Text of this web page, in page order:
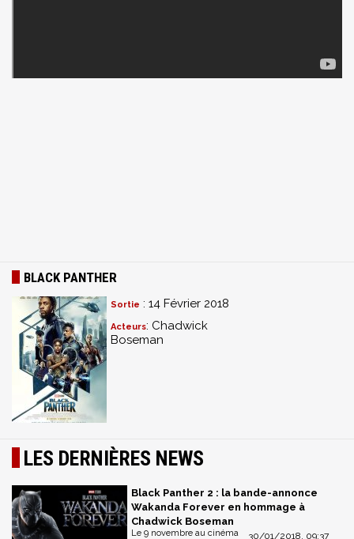
BLACK PANTHER
Sortie : 14 Février 2018
Acteurs: Chadwick
Boseman
LES DERNIÈRES NEWS
Black Panther 2 : la bande-annonce
Wakanda Forever en hommage à
Chadwick Boseman
30/01/2018, 09:37
Le 9 novembre au cinéma